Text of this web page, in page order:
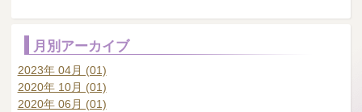
月別アーカイブ
2023年 04月 (01)
2020年 10月 (01)
2020年 06月 (01)